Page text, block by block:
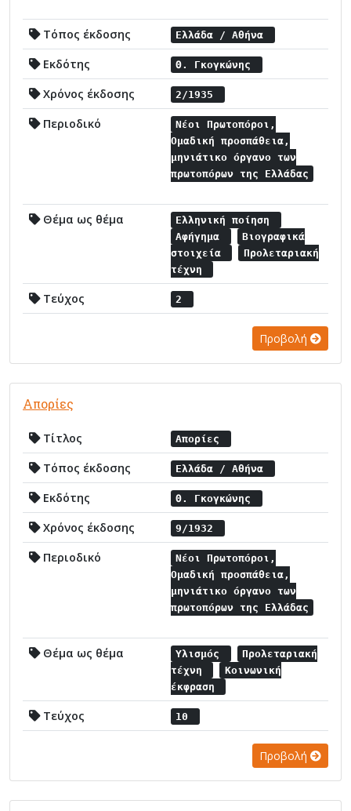
Τόπος έκδοσης Ελλάδα / Αθήνα
Εκδότης Θ. Γκογκώνης
Χρόνος έκδοσης 2/1935
Περιοδικό
Νέοι Πρωτοπόροι,
Ομαδική προσπάθεια,
μηνιάτικο όργανο των
πρωτοπόρων της Ελλάδας
Θέμα ως θέμα
Ελληνική ποίηση
Αφήγημα
Βιογραφικά
στοιχεία
Προλεταριακή
τέχνη
Τεύχος 2
Προβολή
Απορίες
Τίτλος Απορίες
Τόπος έκδοσης Ελλάδα / Αθήνα
Εκδότης Θ. Γκογκώνης
Χρόνος έκδοσης 9/1932
Περιοδικό
Νέοι Πρωτοπόροι,
Ομαδική προσπάθεια,
μηνιάτικο όργανο των
πρωτοπόρων της Ελλάδας
Θέμα ως θέμα Υλισμός
Προλεταριακή
τέχνη
Κοινωνική
έκφραση
Τεύχος 10
Προβολή